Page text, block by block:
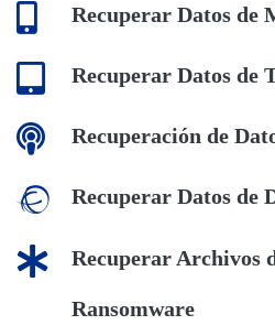
Recuperar Datos de
Recuperar Datos de
Recuperación de
Recuperar Datos de
Recuperar Archivos
Ransomware